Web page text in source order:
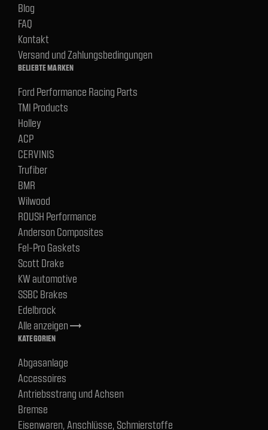
Blog
FAQ
Kontakt
Versand und Zahlungsbedingungen
BELIEBTE MARKEN
Ford Performance Racing Parts
TMI Products
Holley
ACP
CERVINIS
Trufiber
BMR
Wilwood
ROUSH Performance
Anderson Composites
Fel-Pro Gaskets
Scott Drake
KW automotive
SSBC Brakes
Edelbrock
Alle anzeigentrending_flat
KATEGORIEN
Abgasanlage
Accessoires
Antriebsstrang und Achsen
Bremse
Eisenwaren, Anschlüsse, Schmierstoffe